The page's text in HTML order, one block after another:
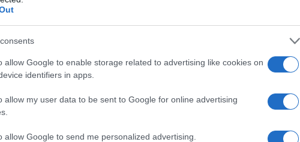
allow Google to enable storage related to advertising like cookies on
identifiers in apps.
allow my user data to be sent to Google for online advertising
allow Google to send me personalized advertising.
τηλεφωνική γραμμή…
στην Καλλιθέα – Θωρακίζεται η
(βίντεο)
αεροναυτιλίας στο νέο Διεθνές
να τεθεί σε λειτουργία τον Νοέμβριο